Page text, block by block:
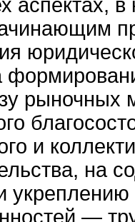
аспектах, в
рыночных
и
на
—